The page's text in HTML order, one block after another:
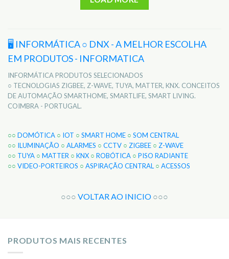
🖥️ INFORMÁTICA ○ DNX - A MELHOR ESCOLHA
EM PRODUTOS - INFORMATICA
INFORMÁTICA PRODUTOS SELECIONADOS
○ TECNOLOGIAS ZIGBEE, Z-WAVE, TUYA, MATTER, KNX. CONCEITOS
DE AUTOMAÇÃO SMARTHOME, SMARTLIFE, SMART LIVING.
COIMBRA - PORTUGAL.
○○ DOMÓTICA ○ IOT ○ SMART HOME ○ SOM CENTRAL
○○ ILUMINAÇÃO ○ ALARMES ○ CCTV ○ ZIGBEE ○ Z-WAVE
○○ TUYA ○ MATTER ○ KNX ○ ROBÓTICA ○ PISO RADIANTE
○○ VIDEO-PORTEIROS ○ ASPIRAÇÃO CENTRAL ○ ACESSOS
○○○ VOLTAR AO INICIO ○○○
PRODUTOS MAIS RECENTES